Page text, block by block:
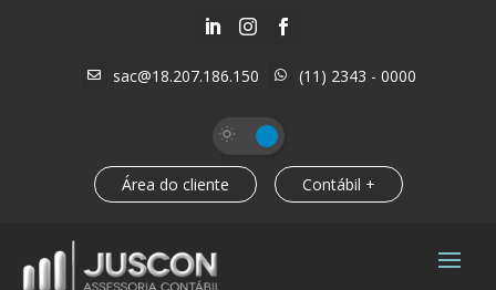
  
 sac@18.207.186.150  (11) 2343 - 0000
Área do cliente Contábil +